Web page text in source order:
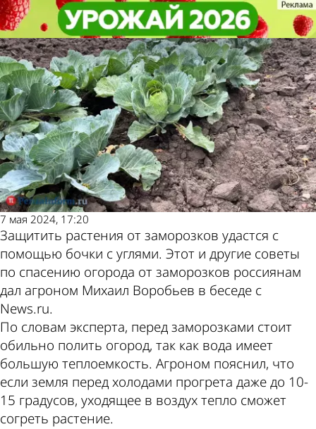
Россиянам дали советы по
спасению огорода от заморозков
В стране и
мире
7 мая 2024, 17:20
Защитить растения от заморозков удастся с
помощью бочки с углями. Этот и другие советы
по спасению огорода от заморозков россиянам
дал агроном Михаил Воробьев в беседе с
News.ru.
По словам эксперта, перед заморозками стоит
обильно полить огород, так как вода имеет
большую теплоемкость. Агроном пояснил, что
если земля перед холодами прогрета даже до 10-
15 градусов, уходящее в воздух тепло сможет
согреть растение.
Россиянам дали советы по
спасению огорода от заморозков
В стране и
мире
Последние
новости
Погода и курсы
валют в Пензе